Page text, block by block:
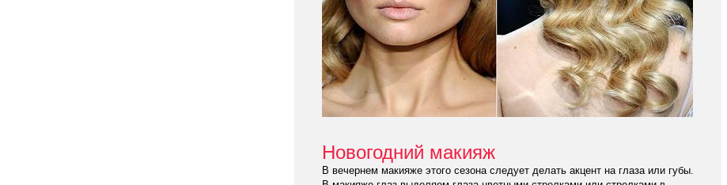
Новогодний макияж
В вечернем макияже этого сезона следует делать акцент на глаза или губы.